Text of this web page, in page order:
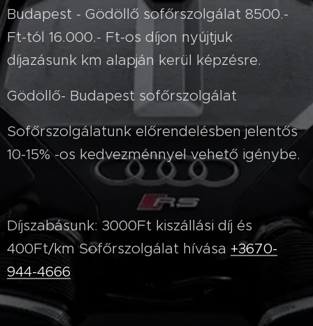
Budapest - Gödöllő sofőrszolgálat 8500.-
Ft-tól 16.000.- Ft-os díjon nyújtjuk
díjazásunk km alapján kerül képzésre.
Gödöllő- Budapest sofőrszolgálat
Sofőrszolgálatunk előrendelésben jelentős
10-15% -os kedvezménnyel vehető igénybe.
Díjszabásunk: 3000Ft kiszállási díj és
400Ft/km Sofőrszolgálat hívása +3670-
944-4666